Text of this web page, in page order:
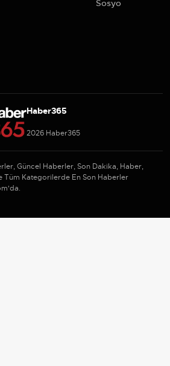
Sosyo
Haber365
2026 Haber365
Güncel Haberler, Son Dakika, Haber,
Tüm Kategorilerde En Son Haberler